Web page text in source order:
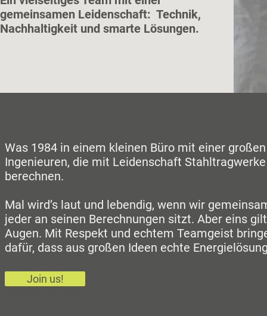
gemeinsamen Leidenschaft: Technik,
Nachhaltigkeit und smarte Lösungen.
Was 1984 in einem kleinen Büro mit einer
Ingenieuren, die mit Leidenschaft
berechnen.
Mal wird’s laut und lebendig, wenn wir
jeder an seinen Berechnungen sitzt. Aber eins
Augen. Mit Respekt und echtem Teamgeist
dafür, dass aus großen Ideen echte
Join us!